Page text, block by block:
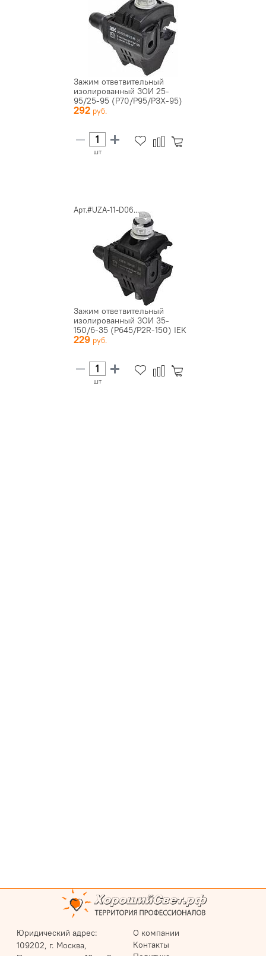
Зажим ответвительный
изолированный ЗОИ 25-
95/25-95 (P70/P95/РЗХ-95)
IEK UZA...
292
шт
Арт.#UZA-11-D06...
Зажим ответвительный
изолированный ЗОИ 35-
150/6-35 (P645/P2R-150) IEK
UZA-1...
229
шт
Юридический адрес:
109202, г. Москва,
О компании
Контакты